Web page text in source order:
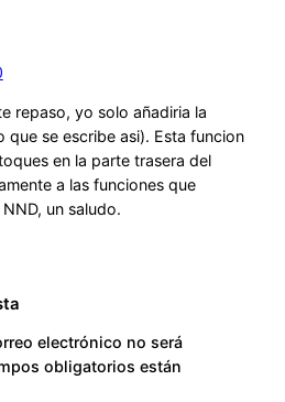
repaso, yo solo añadiria la
que se escribe asi). Esta funcion
en la parte trasera del
a las funciones que
un saludo.
electrónico no será
obligatorios están